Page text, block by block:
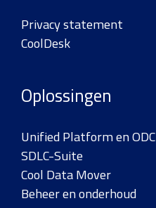
Privacy statement
CoolDesk
Oplossingen
Unified Platform en ODC
SDLC-Suite
Cool Data Mover
Beheer en onderhoud